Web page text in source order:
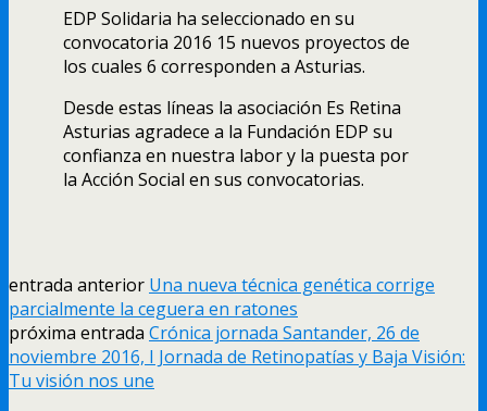
EDP Solidaria ha seleccionado en su
convocatoria 2016 15 nuevos proyectos de
los cuales 6 corresponden a Asturias.
Desde estas líneas la asociación Es Retina
Asturias agradece a la Fundación EDP su
confianza en nuestra labor y la puesta por
la Acción Social en sus convocatorias.
entrada anterior Una nueva técnica genética corrige
parcialmente la ceguera en ratones
próxima entrada Crónica jornada Santander, 26 de
noviembre 2016, I Jornada de Retinopatías y Baja Visión:
Tu visión nos une